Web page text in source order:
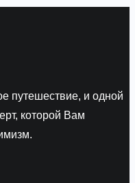
путешествие, и одной
которой Вам